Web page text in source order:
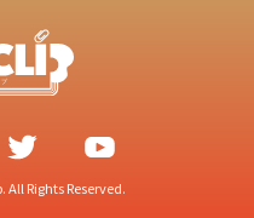
Rights Reserved.